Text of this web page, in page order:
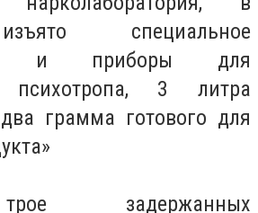
специальное
и приборы для
психотропа, 3 литра
грамма готового для
задержанных